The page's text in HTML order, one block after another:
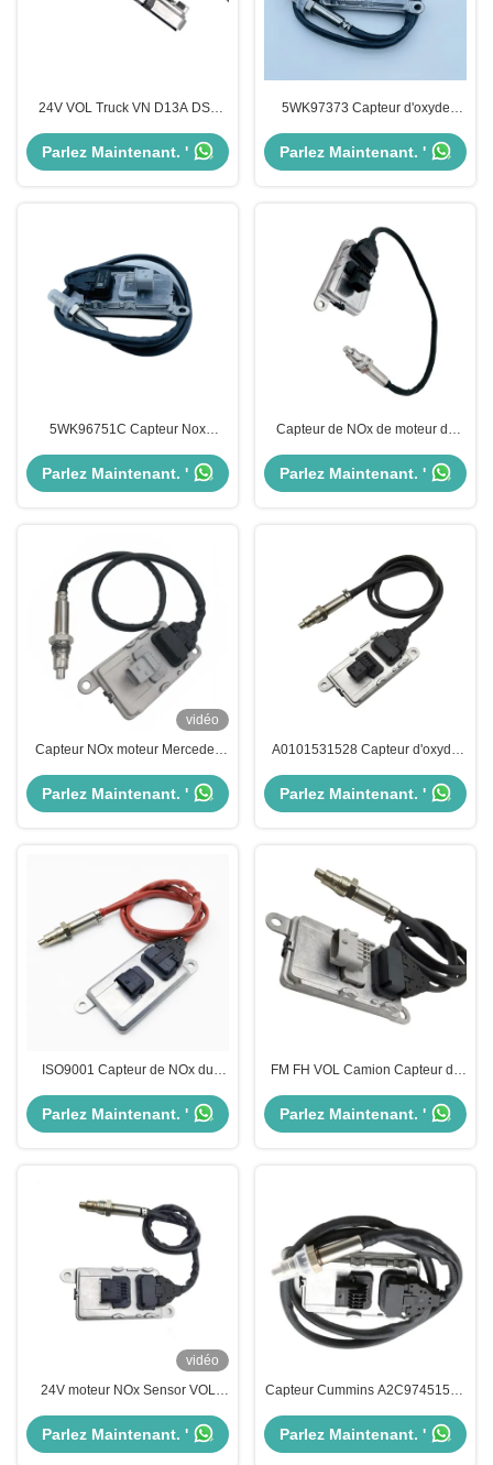
24V VOL Truck VN D13A DSL
5WK97366
Parlez Maintenant. '
5WK97373 Capteur d'oxyde
OEM 22827992
Parlez Maintenant. '
5WK96751C Capteur Nox
moyenne OE Standard 4326862
Parlez Maintenant. '
Capteur de NOx de moteur de
Benz Truck 5WK97329A
Parlez Maintenant. '
vidéo
Capteur NOx moteur Mercedes
A0101531628
Parlez Maintenant. '
A0101531528 Capteur d'oxyde
Actros Capteur de NOx
Parlez Maintenant. '
ISO9001 Capteur de NOx du
2011649 1793379 5WK96628B
1697586
Parlez Maintenant. '
FM FH VOL Camion Capteur de
Garantie de 12 mois
Parlez Maintenant. '
vidéo
24V moteur NOx Sensor VOL
5WK97371
Parlez Maintenant. '
Capteur Cummins A2C97451500
d'UNINOX NS1125
Parlez Maintenant. '